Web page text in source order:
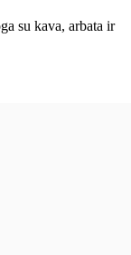
su kava, arbata ir